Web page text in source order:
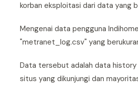
korban eksploitasi dari data yang
Mengenai data pengguna
"metranet_log.csv" yang
Data tersebut adalah data history
situs yang dikunjungi dan